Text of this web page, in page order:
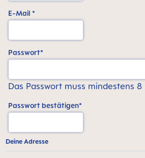
E-Mail *
Passwort*
Das Passwort muss mindestens
Passwort bestätigen*
Deine Adresse